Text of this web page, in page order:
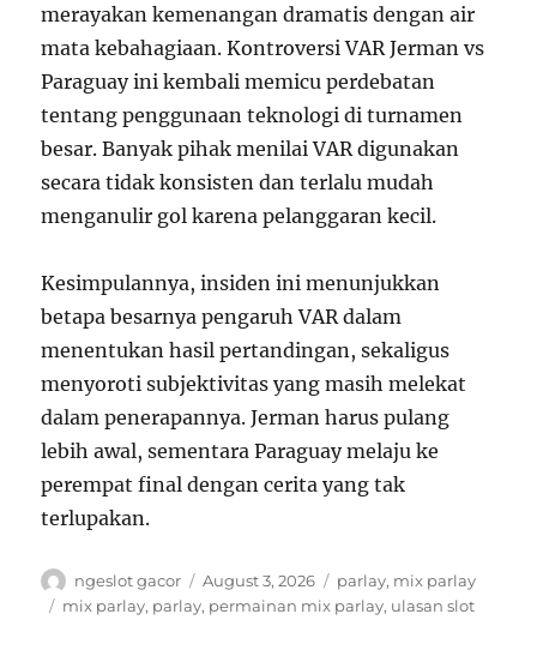
merayakan kemenangan dramatis dengan air
mata kebahagiaan. Kontroversi VAR Jerman vs
Paraguay ini kembali memicu perdebatan
tentang penggunaan teknologi di turnamen
besar. Banyak pihak menilai VAR digunakan
secara tidak konsisten dan terlalu mudah
menganulir gol karena pelanggaran kecil.
Kesimpulannya, insiden ini menunjukkan
betapa besarnya pengaruh VAR dalam
menentukan hasil pertandingan, sekaligus
menyoroti subjektivitas yang masih melekat
dalam penerapannya. Jerman harus pulang
lebih awal, sementara Paraguay melaju ke
perempat final dengan cerita yang tak
terlupakan.
A
u
ngeslot gacor
P
o
August 3, 2026
C
a
parlay, mix parlay
T
mix parlay, parlay, permainan mix parlay, ulasan slot